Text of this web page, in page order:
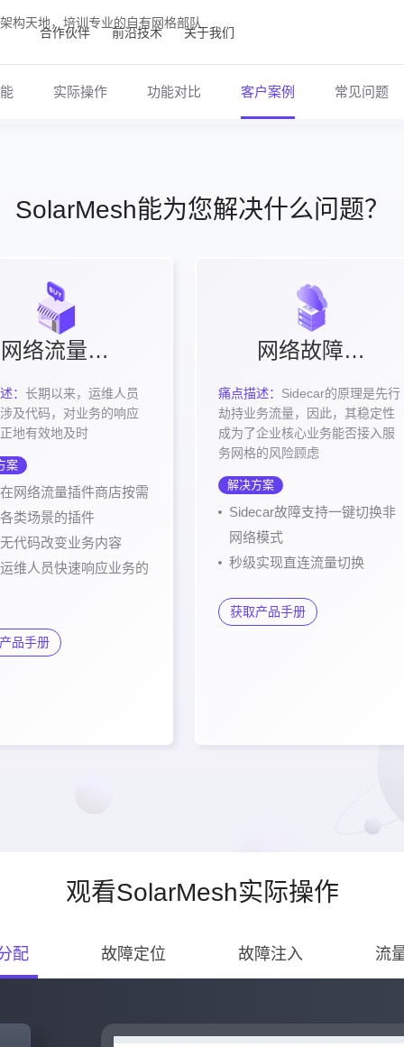
合作伙伴 前沿技术 关于我们
构天地，培训专业的自有网格部队
实际操作 功能对比 客户案例 常见问题
SolarMesh能为您解决什么问题？
网络流量插件商店
： 长期以来，运维人员
及代码，对业务的响应
地有效地及时
案
网络流量插件商店按需
类场景的插件
代码改变业务内容
维人员快速响应业务的
品手册
网络故障无损回滚
痛点描述： Sidecar的原理是先行
劫持业务流量，因此，其稳定性
成为了企业核心业务能否接入服
务网格的风险顾虑
解决方案
Sidecar故障支持一键切换非
网络模式
秒级实现直连流量切换
获取产品手册
观看SolarMesh实际操作
配 故障定位 故障注入 流